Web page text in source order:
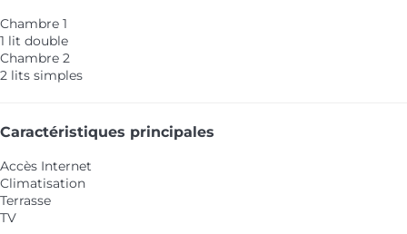
Chambre 1
1 lit double
Chambre 2
2 lits simples
Caractéristiques principales
Accès Internet
Climatisation
Terrasse
TV